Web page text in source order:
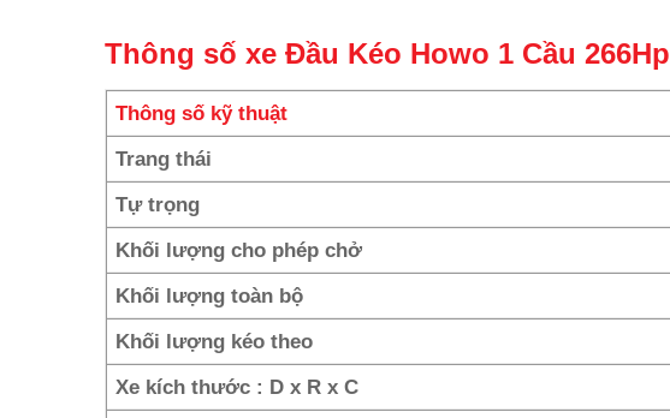
Thông số xe Đầu Kéo Howo 1 Cầu 266Hp
Thông số kỹ thuật
Trang thái
Tự trọng
Khối lượng cho phép chở
Khối lượng toàn bộ
Khối lượng kéo theo
Xe kích thước : D x R x C